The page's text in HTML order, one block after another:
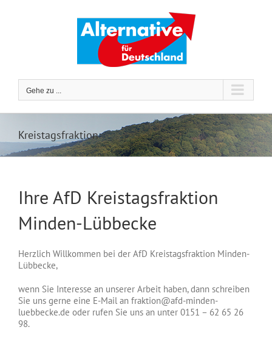
Gehe zu ...
Kreistagsfraktion
Ihre AfD Kreistagsfraktion
Minden-Lübbecke
Herzlich Willkommen bei der AfD Kreistagsfraktion Minden-
Lübbecke,
wenn Sie Interesse an unserer Arbeit haben, dann schreiben
Sie uns gerne eine E-Mail an fraktion@afd-minden-
luebbecke.de oder rufen Sie uns an unter 0151 – 62 65 26
98.